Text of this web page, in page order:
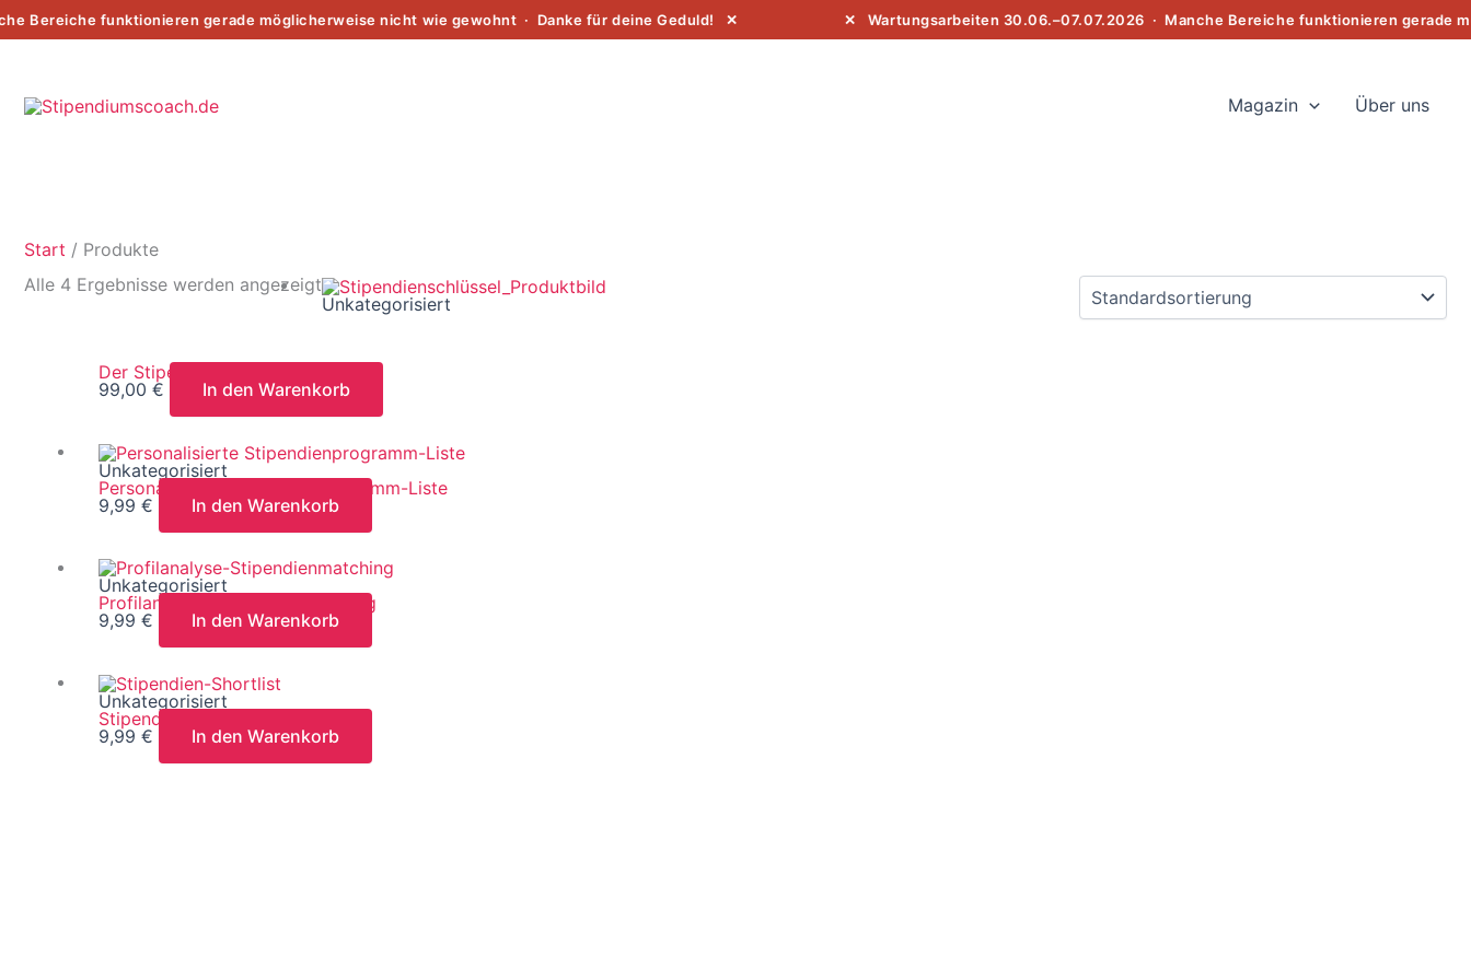
Bereiche funktionieren gerade möglicherweise nicht wie gewohnt · Danke für deine Geduld! ✕ ✕ Wartungsarbeiten 30.06.–07.07.2026 · Manche Bereiche funktionieren gerade
Inhalt
springen
Magazin Über uns
Start / Produkte
Alle 4 Ergebnisse werden angezeigt
Unkategorisiert
Der Stipendienschlüssel
99,00 € In den Warenkorb
Unkategorisiert
Personalisierte Stipendienprogramm-Liste
9,99 € In den Warenkorb
Unkategorisiert
Profilanalyse-Stipendienmatching
9,99 € In den Warenkorb
Unkategorisiert
Stipendien-Shortlist
9,99 € In den Warenkorb